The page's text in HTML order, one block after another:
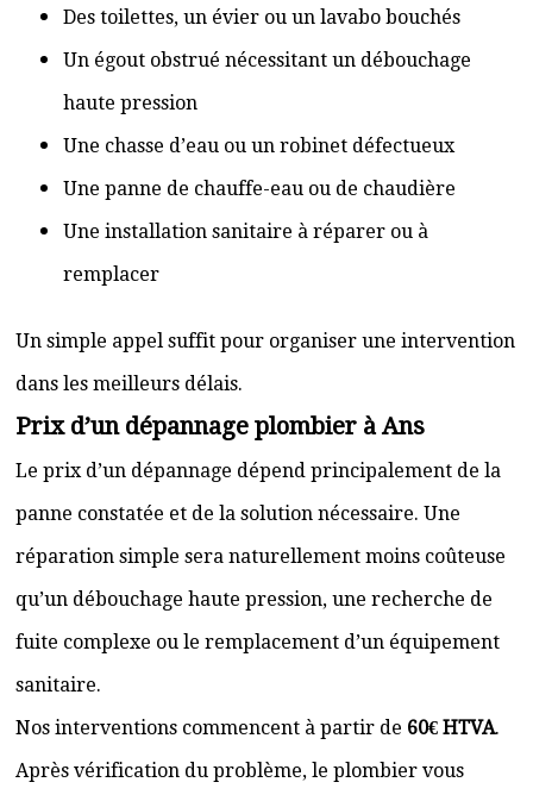
Des toilettes, un évier ou un lavabo bouchés
Un égout obstrué nécessitant un débouchage
haute pression
Une chasse d’eau ou un robinet défectueux
Une panne de chauffe-eau ou de chaudière
Une installation sanitaire à réparer ou à
remplacer
Un simple appel suffit pour organiser une intervention
dans les meilleurs délais.
Prix d’un dépannage plombier à Ans
Le prix d’un dépannage dépend principalement de la
panne constatée et de la solution nécessaire. Une
réparation simple sera naturellement moins coûteuse
qu’un débouchage haute pression, une recherche de
fuite complexe ou le remplacement d’un équipement
sanitaire.
Nos interventions commencent à partir de 60€ HTVA.
Après vérification du problème, le plombier vous